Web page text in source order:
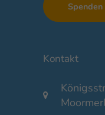
Spenden
Kontakt